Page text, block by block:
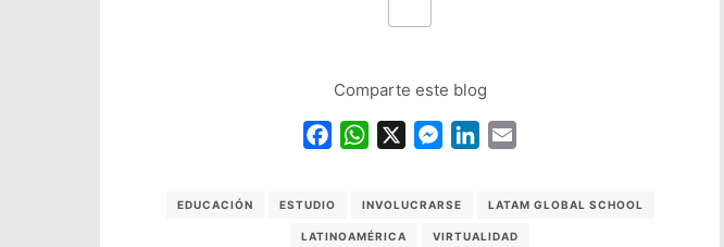
Comparte este blog
FacebookWhatsApp Messenger
LinkedIn
EDUCACIÓN ESTUDIO INVOLUCRARSE LATAM GLOBAL SCHOOL
LATINOAMÉRICA VIRTUALIDAD